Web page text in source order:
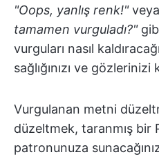
"Oops, yanlış renk!"veya
tamamen vurguladı?"
vurguları nasıl
sağlığınızı ve
Vurgulanan metni
düzeltmek, taranmış bir
patronunuza